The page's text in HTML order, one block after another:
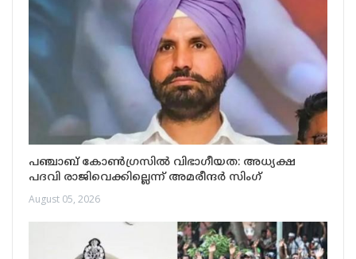
പഞ്ചാബ് കോൺഗ്രസിൽ വിഭാഗീയത: അധ്യക്ഷ
പദവി രാജിവെക്കില്ലെന്ന് അമരീന്ദർ സിംഗ്
August 05, 2026